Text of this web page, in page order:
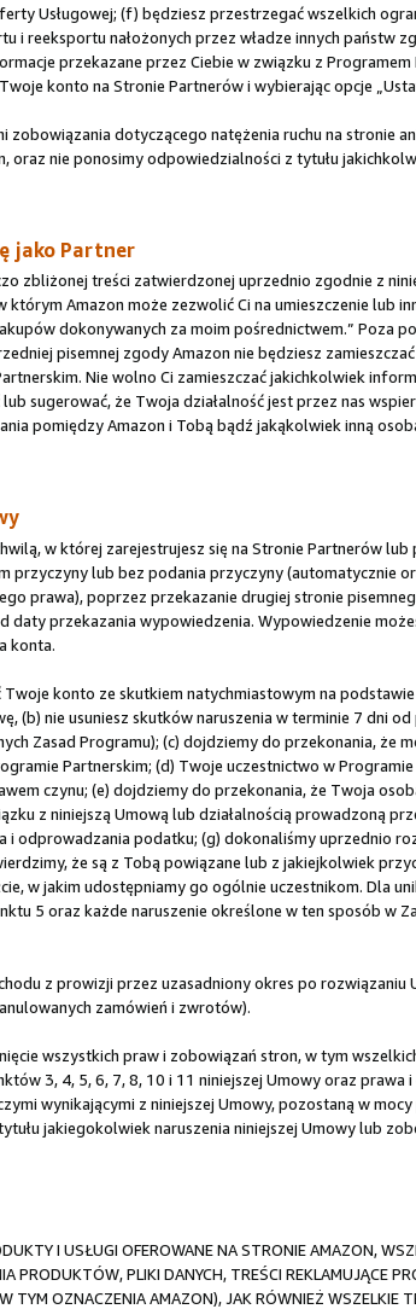
Usługowej; (f) będziesz przestrzegać wszelkich
i reeksportu nałożonych przez władze innych państw
przekazane przez Ciebie w związku z
konto na Stronie Partnerów i wybierając opcje
zobowiązania dotyczącego natężenia ruchu na stronie
oraz nie ponosimy odpowiedzialności z tytułu
jako Partner
zbliżonej treści zatwierdzonej uprzednio zgodnie z
Amazon może zezwolić Ci na umieszczenie lub
dokonywanych za moim pośrednictwem.” Poza
pisemnej zgody Amazon nie będziesz
Nie wolno Ci zamieszczać jakichkolwiek
sugerować, że Twoja działalność jest przez nas
pomiędzy Amazon i Tobą bądź jakąkolwiek inną
w której zarejestrujesz się na Stronie Partnerów
przyczyny lub bez podania przyczyny (automatycznie
prawa), poprzez przekazanie drugiej stronie
przekazania wypowiedzenia. Wypowiedzenie
konta.
konto ze skutkiem natychmiastowym na
(b) nie usuniesz skutków naruszenia w terminie 7 dni
Zasad Programu); (c) dojdziemy do przekonania, że
Partnerskim; (d) Twoje uczestnictwo w
czynu; (e) dojdziemy do przekonania, że Twoja
z niniejszą Umową lub działalnością prowadzoną
odprowadzania podatku; (g) dokonaliśmy uprzednio
że są z Tobą powiązane lub z jakiejkolwiek
w jakim udostępniamy go ogólnie uczestnikom. Dla
5 oraz każde naruszenie określone w ten sposób w
z prowizji przez uzasadniony okres po rozwiązaniu
zamówień i zwrotów).
wszystkich praw i zobowiązań stron, w tym
3, 4, 5, 6, 7, 8, 10 i 11 niniejszej Umowy oraz
wynikającymi z niniejszej Umowy, pozostaną w
jakiegokolwiek naruszenia niniejszej Umowy lub
I USŁUGI OFEROWANE NA STRONIE AMAZON,
PRODUKTÓW, PLIKI DANYCH, TREŚCI REKLAMUJĄCE
OZNACZENIA AMAZON), JAK RÓWNIEŻ WSZELKIE